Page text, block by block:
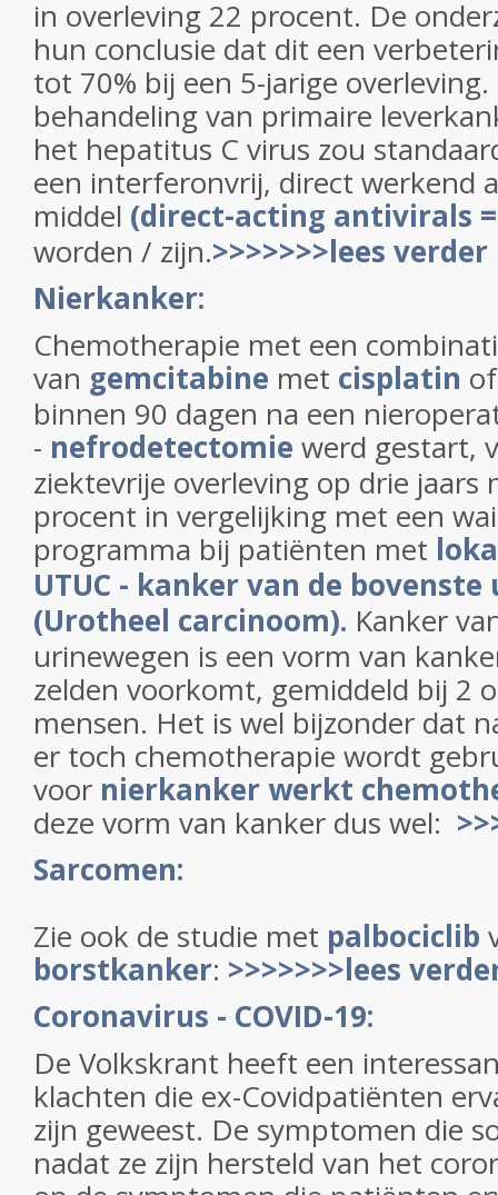
in overleving 22 procent. De
hun conclusie dat dit een
tot 70% bij een 5-jarige overleving.
behandeling van primaire
het hepatitus C virus zou
een interferonvrij, direct werkend
middel (direct-acting antivirals =
worden / zijn.>>>>>>>lees verder
Nierkanker:
Chemotherapie met een
van gemcitabine met cisplatin
binnen 90 dagen na een
- nefrodetectomie werd gestart,
ziektevrije overleving op drie jaars
procent in vergelijking met een
programma bij patiënten met
UTUC - kanker van de
(Urotheel carcinoom). Kanker
urinewegen is een vorm van
zelden voorkomt, gemiddeld bij 2
mensen. Het is wel bijzonder dat
er toch chemotherapie wordt
voor nierkanker werkt
deze vorm van kanker dus wel:
Sarcomen:
Zie ook de studie met palbociclib
borstkanker: >>>>>>>lees
Coronavirus - COVID-19:
De Volkskrant heeft een
klachten die ex-Covidpatiënten
zijn geweest. De symptomen die
nadat ze zijn hersteld van het